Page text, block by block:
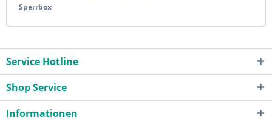
Sperrbox
Service Hotline
Shop Service
Informationen